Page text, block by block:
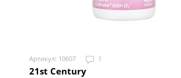
Артикул: 10607 1
21st Century